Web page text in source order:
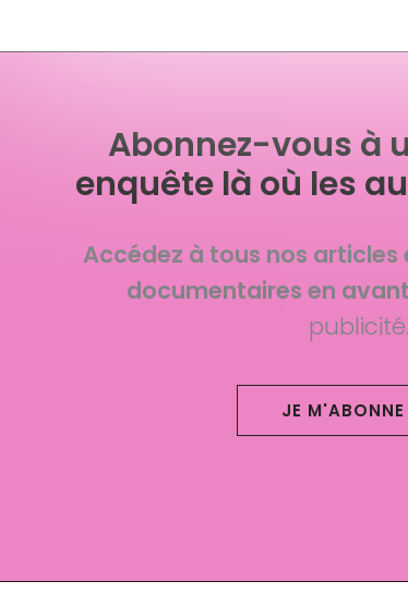
Abonnez-vous à
enquête là où les
Accédez à tous nos articles
documentaires en
publicité.
JE M'ABONNE